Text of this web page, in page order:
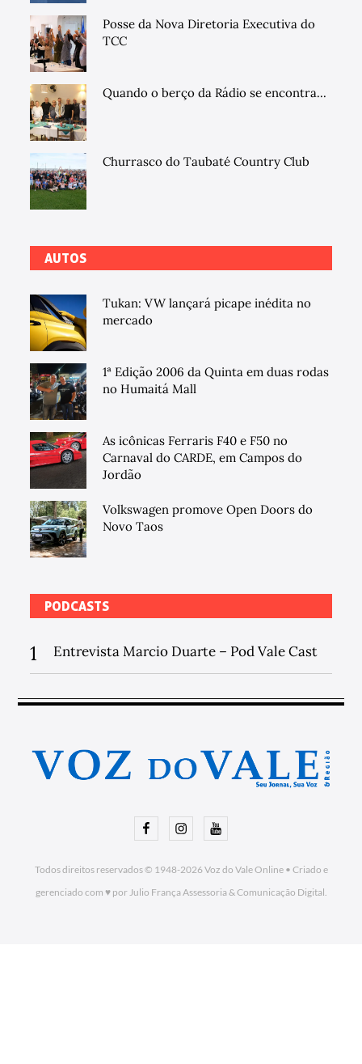
Posse da Nova Diretoria Executiva do
TCC
Quando o berço da Rádio se encontra...
Churrasco do Taubaté Country Club
AUTOS
Tukan: VW lançará picape inédita no
mercado
1ª Edição 2006 da Quinta em duas rodas
no Humaitá Mall
As icônicas Ferraris F40 e F50 no
Carnaval do CARDE, em Campos do
Jordão
Volkswagen promove Open Doors do
Novo Taos
PODCASTS
1 Entrevista Marcio Duarte – Pod Vale Cast
FacebookInstagramYoutube
Todos direitos reservados © 1948-2026Voz do Vale Online• Criado e
gerenciado com ♥ por Julio França Assessoria& Comunicação Digital.